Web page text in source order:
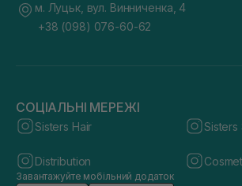
м. Луцьк, вул. Винниченка, 4
+38 (098) 076-60-62
СОЦІАЛЬНІ МЕРЕЖІ
Sisters Hair Sisters
Distribution
Завантажуйте мобільний додаток